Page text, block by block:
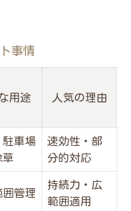
事情
用途 人気の理由
駐車場
草
速効性・部
分的対応
囲管理
持続力・広
範囲適用